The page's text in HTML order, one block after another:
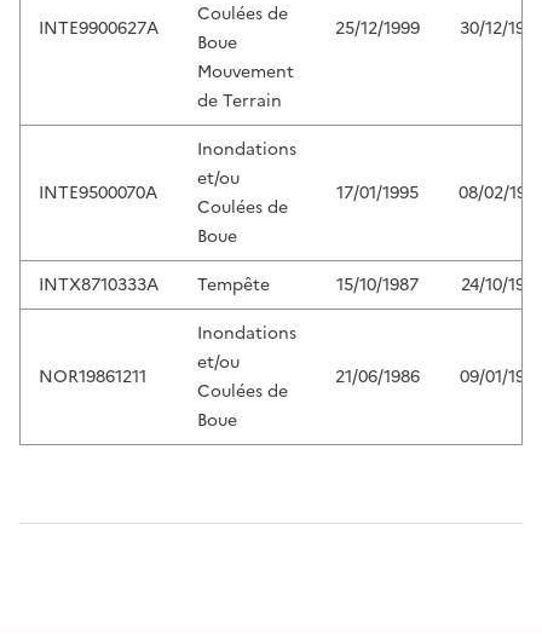
INTE9900627A
Coulées de
Boue
Mouvement
de Terrain
25/12/1999 30/12/
INTE9500070A
Inondations
et/ou
Coulées de
Boue
17/01/1995 08/02/
INTX8710333A Tempête 15/10/1987 24/10/
NOR19861211
Inondations
et/ou
Coulées de
Boue
21/06/1986 09/01/